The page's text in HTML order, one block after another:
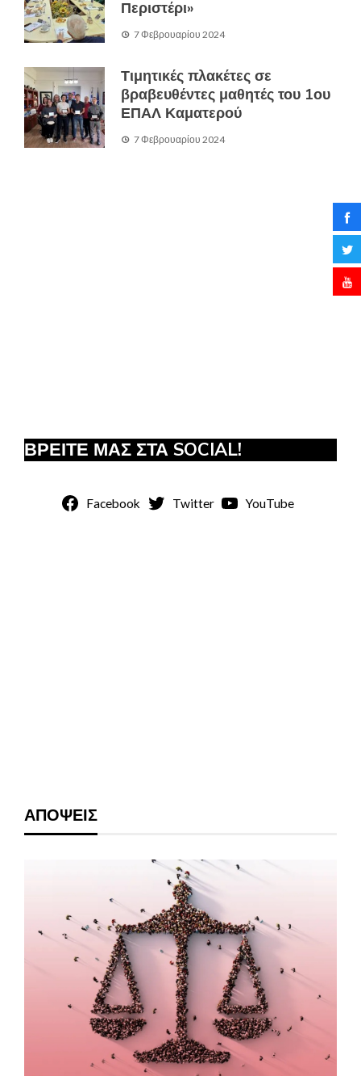
Περιστέρι»
7 Φεβρουαρίου 2024
Τιμητικές πλακέτες σε
βραβευθέντες μαθητές του 1ου
ΕΠΑΛ Καματερού
7 Φεβρουαρίου 2024
ΒΡΕΙΤΕ ΜΑΣ ΣΤΑ SOCIAL!
Facebook Twitter YouTube
ΑΠΟΨΕΙΣ